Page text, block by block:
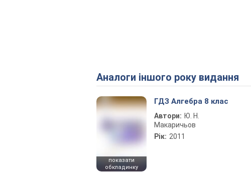
Аналоги іншого року видання
показати
обкладинку
ГДЗ Алгебра 8 клас
Автори: Ю. Н.
Макаричьов
Рік: 2011